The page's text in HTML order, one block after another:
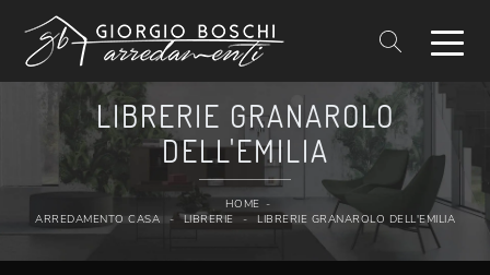
LIBRERIE GRANAROLO
DELL'EMILIA
HOME -
ARREDAMENTO CASA
- LIBRERIE - LIBRERIE GRANAROLO DELL'EMILIA